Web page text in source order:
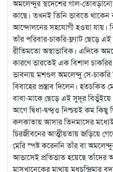
অমলেন্দুর স্বদেশের গাল-তোবড়ানো
কাছে। তখনই তিনি ভাবতে
আন্দোলনের সহযোগী হওয়া যায়।
তাঁর পরিবার-চাকরি-ফ্ল্যাট ছেড়ে
রীতিমতো অস্বাভাবিক। এদিকে
কারণে ভারতেই এক বিশাল
ভাবনায় মশগুল অমলেন্দু সে-চাকরি
বিবাহের প্রস্তাব দিলেন। হতচকিত
বাবা-মাকে ছেড়ে এই সুদূর
আগে দ্বিধা-দ্বন্দ্বও নিশ্চয়ই কম
কলকাতায় আসার তিনমাসের
চিরজীবনের আত্মীয়তায় জড়িয়ে
মেরি স্পষ্ট করেননি তাঁর বা
আভাসেই প্রতিভাত হয়েছে তাঁদের
মাসখানেকের মাথায় মধুচন্দ্রিমার